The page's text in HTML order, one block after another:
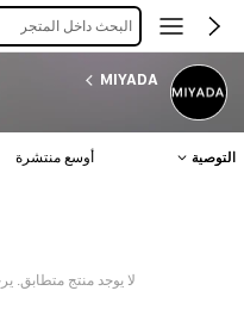
البحث داخل المتجر
MIYADA
التوصية أوسع منتشرة
لا يوجد منتج متطابق.